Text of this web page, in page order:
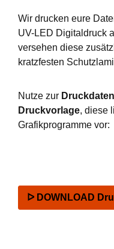
Wir drucken eure
UV-LED Digitaldruck
versehen diese
kratzfesten
Nutze zur
Druckvorlage, diese
Grafikprogramme vor:
ᐅ DOWNLOAD